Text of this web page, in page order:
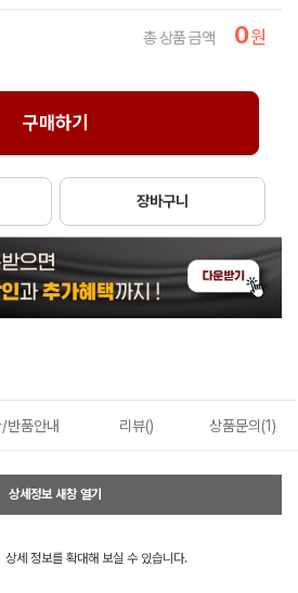
총 상품 금액 0원
구매하기
장바구니
반품안내 리뷰() 상품문의(1)
상세정보 새창 열기
상세 정보를 확대해 보실 수 있습니다.